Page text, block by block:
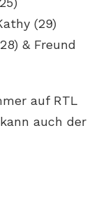
(29)
& Freund
auf RTL
kann auch der